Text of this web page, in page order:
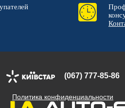
(067) 777-85-86
Политика конфиденциальности